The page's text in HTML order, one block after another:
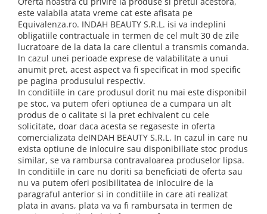
este valabila atata vreme cat este afisata pe
Equivalenza.ro. INDAH BEAUTY S.R.L. isi va indeplini
obligatiile contractuale in termen de cel mult 30 de zile
lucratoare de la data la care clientul a transmis comanda.
In cazul unei perioade exprese de valabilitate a unui
anumit pret, acest aspect va fi specificat in mod specific
pe pagina produsului respectiv.
In conditiile in care produsul dorit nu mai este disponibil
pe stoc, va putem oferi optiunea de a cumpara un alt
produs de o calitate si la pret echivalent cu cele
solicitate, doar daca acesta se regaseste in oferta
comercializata deINDAH BEAUTY S.R.L. In cazul in care nu
exista optiune de inlocuire sau disponibiliate stoc produs
similar, se va rambursa contravaloarea produselor lipsa.
In conditiile in care nu doriti sa beneficiati de oferta sau
nu va putem oferi posibilitatea de inlocuire de la
paragraful anterior si in conditiile in care ati realizat
plata in avans, plata va va fi rambursata in termen de